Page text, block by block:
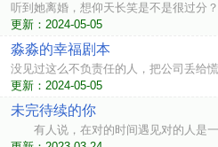
听到她离婚，想仰天长笑是不是很过分
更新：2024-05-05
淼淼的幸福剧本
没见过这么不负责任的人，把公司丢给
更新：2024-05-05
未完待续的你
有人说，在对的时间遇见对的人是